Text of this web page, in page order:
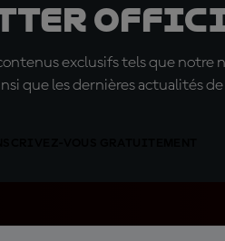
exclusifs tels que notre
que les dernières actualités